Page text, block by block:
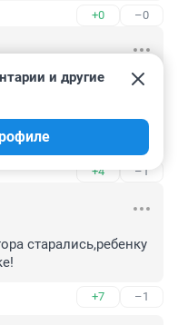
+0 –0
Но то,что
-
очереди на квоту
+4 –1
и другие
старались,ребенку
+7 –1